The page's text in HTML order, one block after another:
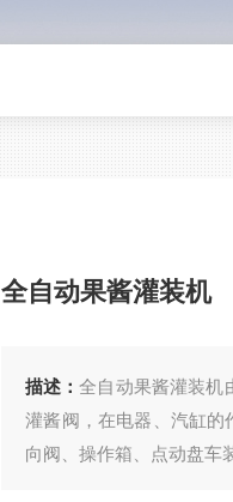
全自动果酱灌装机
描述：全自动果酱灌装机
灌酱阀，在电器、汽缸的
向阀、操作箱、点动盘车